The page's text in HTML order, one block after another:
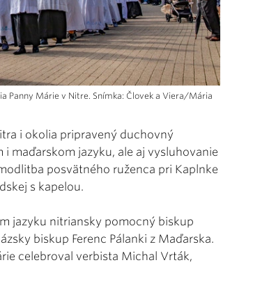
Panny Márie v Nitre. Snímka: Človek a Viera/Mária
i okolia pripravený duchovný
maďarskom jazyku, ale aj vysluhovanie
posvätného ruženca pri Kaplnke
s kapelou.
jazyku nitriansky pomocný biskup
biskup Ferenc Pálanki z Maďarska.
celebroval verbista Michal Vrták,